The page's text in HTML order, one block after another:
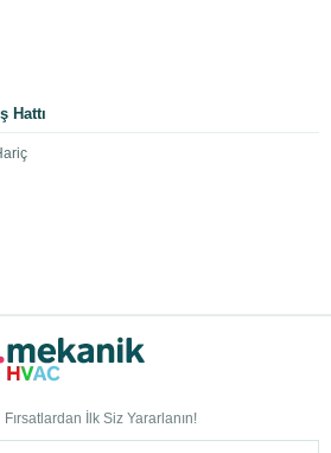
Hattı
İlk Siz Yararlanın!